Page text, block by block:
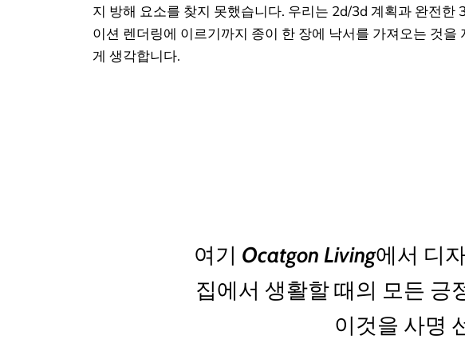
지 방해 요소를 찾지 못했습니다. 우리는 2d/3d 계획과 완전한
이션 렌더링에 이르기까지 종이 한 장에 낙서를 가져오는 것을
게 생각합니다.
여기 Ocatgon Living에서 디
집에서 생활할 때의 모든 긍
이것을 사명